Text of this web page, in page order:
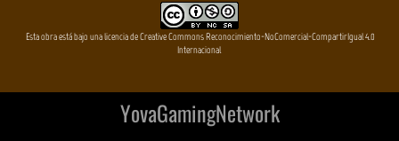
Esta obra está bajo una licencia de Creative Commons Reconocimiento-NoComercial-CompartirIgual 4.0
Internacional
YovaGamingNetwork